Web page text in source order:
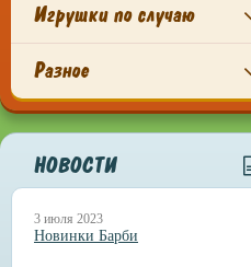
Игрушки по случаю
Разное
НОВОСТИ
3 июля 2023
Новинки Барби